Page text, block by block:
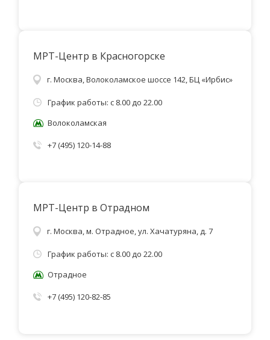
МРТ-Центр в Красногорске
г. Москва, Волоколамское шоссе 142, БЦ «Ирбис»
График работы: с 8.00 до 22.00
Волоколамская
+7 (495) 120-14-88
МРТ-Центр в Отрадном
г. Москва, м. Отрадное, ул. Хачатуряна, д. 7
График работы: с 8.00 до 22.00
Отрадное
+7 (495) 120-82-85